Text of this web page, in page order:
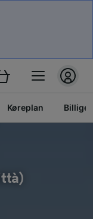
Køreplan Billige